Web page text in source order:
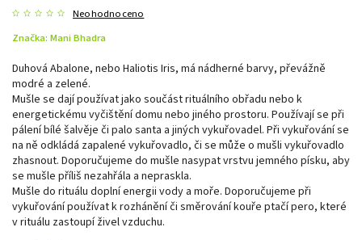
Neohodnoceno
Značka: Mani Bhadra
Duhová Abalone, nebo Haliotis Iris, má nádherné barvy, převážně
modré a zelené.
Mušle se dají používat jako součást rituálního obřadu nebo k
energetickému vyčištění domu nebo jiného prostoru. Používají se při
pálení bílé šalvěje či palo santa a jiných vykuřovadel. Při vykuřování se
na ně odkládá zapalené vykuřovadlo, či se může o mušli vykuřovadlo
zhasnout. Doporučujeme do mušle nasypat vrstvu jemného písku, aby
se mušle příliš nezahřála a nepraskla.
Mušle do rituálu doplní energii vody a moře. Doporučujeme při
vykuřování používat k rozhánění či směrování kouře ptačí pero, které
v rituálu zastoupí živel vzduchu.